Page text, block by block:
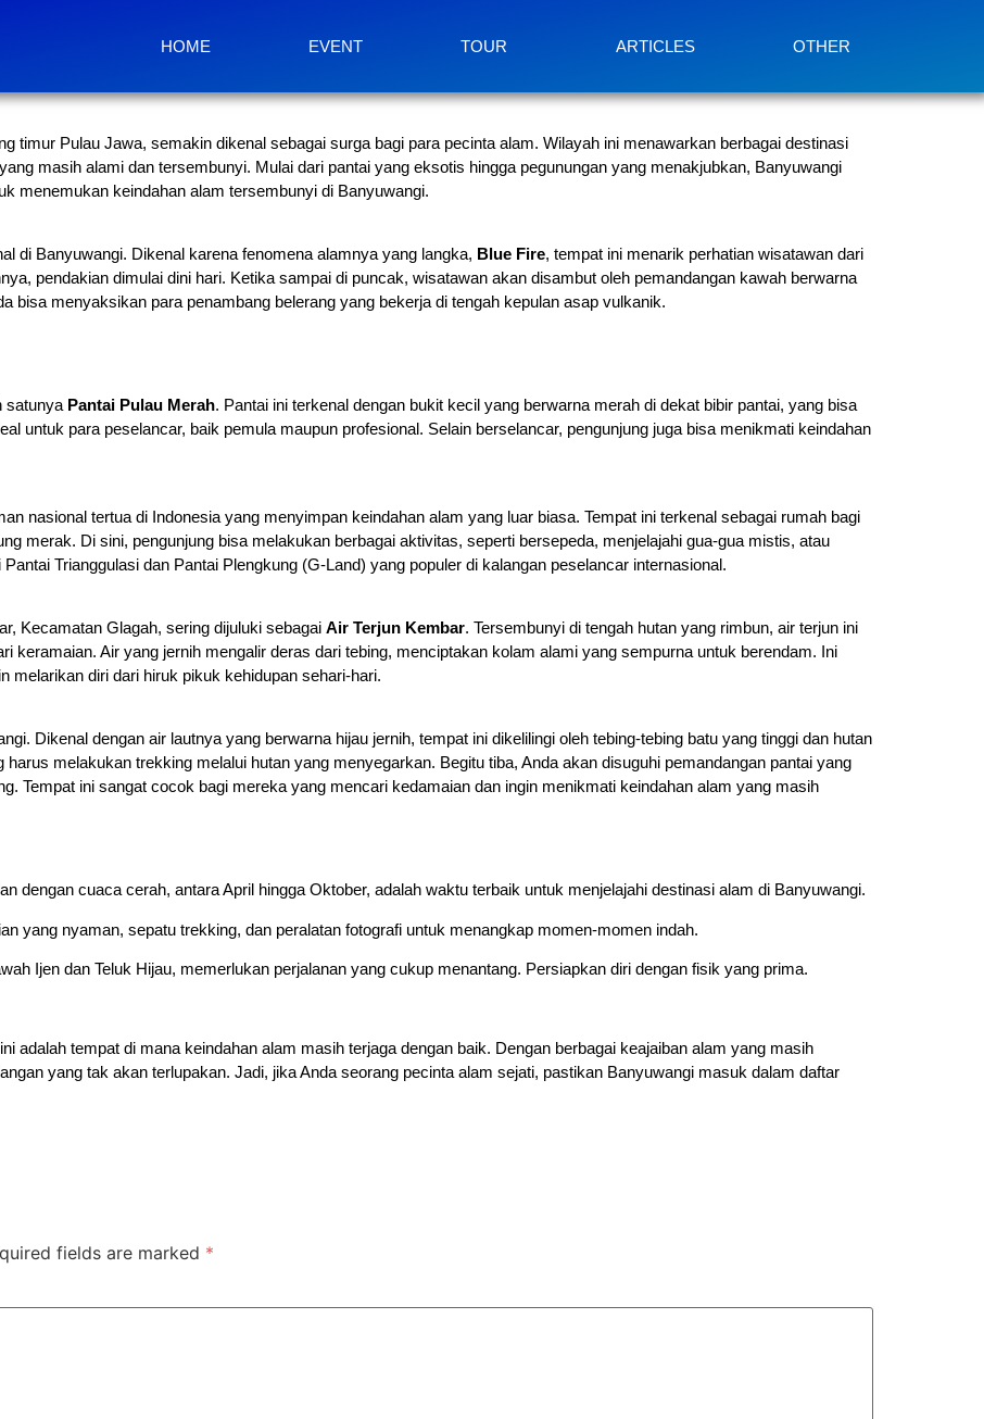
HOME EVENT TOUR ARTICLES OTHER
timur Pulau Jawa, semakin dikenal sebagai surga bagi para pecinta alam. Wilayah ini menawarkan berbagai destinasi
masih alami dan tersembunyi. Mulai dari pantai yang eksotis hingga pegunungan yang menakjubkan, Banyuwangi
menemukan keindahan alam tersembunyi di Banyuwangi.
di Banyuwangi. Dikenal karena fenomena alamnya yang langka, Blue Fire, tempat ini menarik perhatian wisatawan dari
pendakian dimulai dini hari. Ketika sampai di puncak, wisatawan akan disambut oleh pemandangan kawah berwarna
bisa menyaksikan para penambang belerang yang bekerja di tengah kepulan asap vulkanik.
satunya Pantai Pulau Merah. Pantai ini terkenal dengan bukit kecil yang berwarna merah di dekat bibir pantai, yang bisa
untuk para peselancar, baik pemula maupun profesional. Selain berselancar, pengunjung juga bisa menikmati keindahan
nasional tertua di Indonesia yang menyimpan keindahan alam yang luar biasa. Tempat ini terkenal sebagai rumah bagi
merak. Di sini, pengunjung bisa melakukan berbagai aktivitas, seperti bersepeda, menjelajahi gua-gua mistis, atau
Trianggulasi dan Pantai Plengkung (G-Land) yang populer di kalangan peselancar internasional.
Kecamatan Glagah, sering dijuluki sebagai Air Terjun Kembar. Tersembunyi di tengah hutan yang rimbun, air terjun ini
keramaian. Air yang jernih mengalir deras dari tebing, menciptakan kolam alami yang sempurna untuk berendam. Ini
melarikan diri dari hiruk pikuk kehidupan sehari-hari.
Dikenal dengan air lautnya yang berwarna hijau jernih, tempat ini dikelilingi oleh tebing-tebing batu yang tinggi dan hutan
melakukan trekking melalui hutan yang menyegarkan. Begitu tiba, Anda akan disuguhi pemandangan pantai yang
Tempat ini sangat cocok bagi mereka yang mencari kedamaian dan ingin menikmati keindahan alam yang masih
dengan cuaca cerah, antara April hingga Oktober, adalah waktu terbaik untuk menjelajahi destinasi alam di Banyuwangi.
yang nyaman, sepatu trekking, dan peralatan fotografi untuk menangkap momen-momen indah.
Ijen dan Teluk Hijau, memerlukan perjalanan yang cukup menantang. Persiapkan diri dengan fisik yang prima.
adalah tempat di mana keindahan alam masih terjaga dengan baik. Dengan berbagai keajaiban alam yang masih
yang tak akan terlupakan. Jadi, jika Anda seorang pecinta alam sejati, pastikan Banyuwangi masuk dalam daftar
fields are marked *